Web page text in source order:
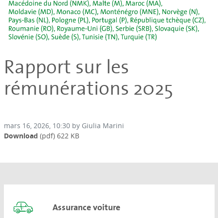
Rapport sur les
rémunérations 2025
mars 16, 2026, 10:30 by Giulia Marini
Download (pdf) 622 KB
Assurance voiture